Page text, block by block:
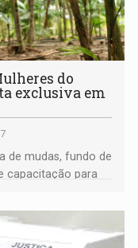
do
exclusiva em
de mudas, fundo de
capacitação para